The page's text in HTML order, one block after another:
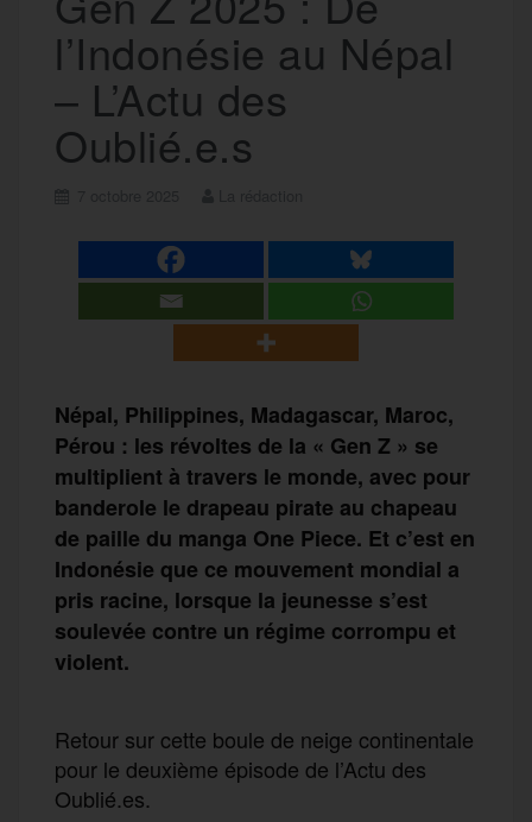
l’Indonésie au Népal
– L’Actu des
Oublié.e.s
Népal, Philippines, Madagascar, Maroc,
Pérou : les révoltes de la « Gen Z » se
multiplient à travers le monde, avec pour
banderole le drapeau pirate au chapeau
de paille du manga One Piece. Et c’est en
Indonésie que ce mouvement mondial a
pris racine, lorsque la jeunesse s’est
soulevée contre un régime corrompu et
violent.
Retour sur cette boule de neige continentale
pour le deuxième épisode de l’Actu des
Oublié.es.